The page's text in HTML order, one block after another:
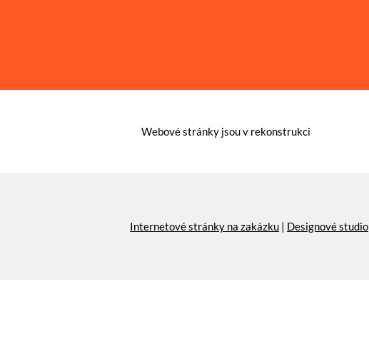
Webové stránky jsou v rekonstrukci
Internetové stránky na zakázku | Designové studio